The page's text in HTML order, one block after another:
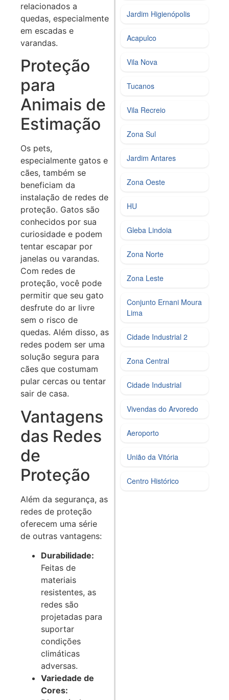
relacionados a
quedas, especialmente
em escadas e
varandas.
Proteção
para
Animais de
Estimação
Os pets,
especialmente gatos e
cães, também se
beneficiam da
instalação de redes de
proteção. Gatos são
conhecidos por sua
curiosidade e podem
tentar escapar por
janelas ou varandas.
Com redes de
proteção, você pode
permitir que seu gato
desfrute do ar livre
sem o risco de
quedas. Além disso, as
redes podem ser uma
solução segura para
cães que costumam
pular cercas ou tentar
sair de casa.
Vantagens
das Redes
de
Proteção
Além da segurança, as
redes de proteção
oferecem uma série
de outras vantagens:
Durabilidade:
Feitas de
materiais
resistentes, as
redes são
projetadas para
suportar
condições
climáticas
adversas.
Variedade de
Cores:
Jardim Higienópolis
Acapulco
Vila Nova
Tucanos
Vila Recreio
Zona Sul
Jardim Antares
Zona Oeste
HU
Gleba Lindoia
Zona Norte
Zona Leste
Conjunto Ernani Moura
Lima
Cidade Industrial 2
Zona Central
Cidade Industrial
Vivendas do Arvoredo
Aeroporto
União da Vitória
Centro Histórico